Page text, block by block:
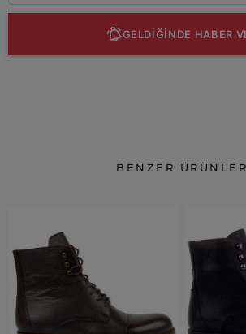
GELDİĞİNDE HABER
BENZER ÜRÜNLER